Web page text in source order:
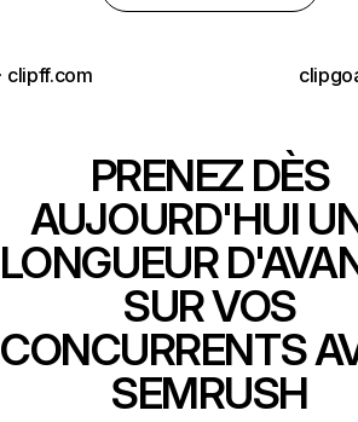
clipff.com
PRENEZ DÈS
AUJOURD'HUI
LONGUEUR
SUR VOS
CONCURRENTS
SEMRUSH